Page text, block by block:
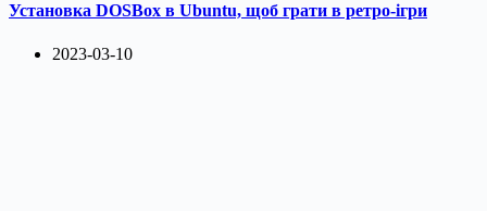
Установка DOSBox в Ubuntu, щоб грати в ретро-ігри
2023-03-10